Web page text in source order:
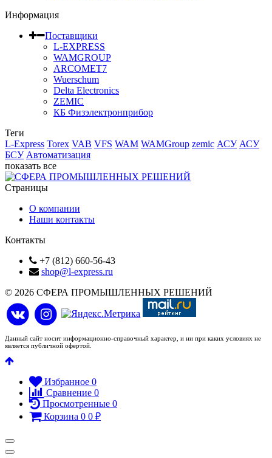
Информация
Поставщики
L-EXPRESS
WAMGROUP
ARCOMET7
Wuerschum
Delta Electronics
ZEMIC
КБ Физэлектронприбор
Теги
L-Express Torex VAB VFS WAM WAMGroup zemic АСУ АСУ
БСУ Автоматизация
показать все
Страницы
О компании
Наши контакты
Контакты
+7 (812) 660-56-43
shop@l-express.ru
© 2026 СФЕРА ПРОМЫШЛЕННЫХ РЕШЕНИЙ
Данный сайт носит информационно-справочный характер, и ни при каких условиях не
является публичной офертой.
Избранное 0
Сравнение 0
Просмотренные 0
Корзина 0 0 ₽